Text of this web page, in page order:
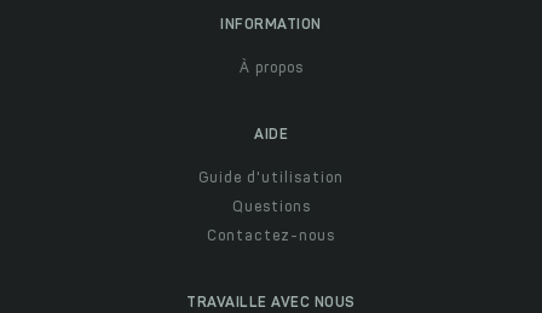
INFORMATION
À propos
AIDE
Guide d'utilisation
Questions
Contactez-nous
TRAVAILLE AVEC NOUS